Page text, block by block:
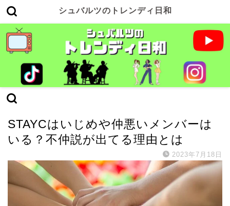
シュバルツのトレンディ日和
STAYCはいじめや仲悪いメンバーは
いる？不仲説が出てる理由とは
2023年7月18日